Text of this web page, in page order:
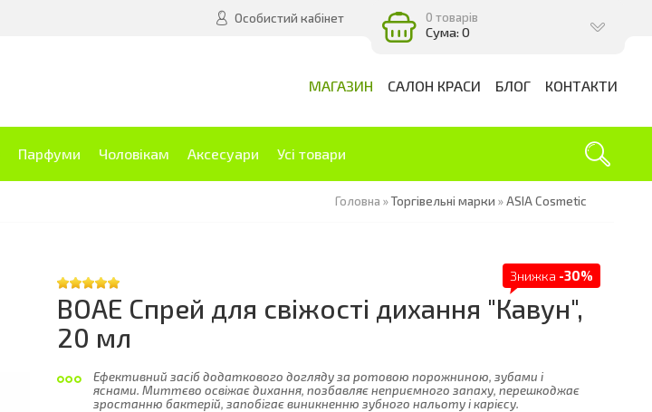
Особистий кабінет 0 товарів
Сума: 0
МАГАЗИН САЛОН КРАСИ БЛОГ КОНТАКТИ
Парфуми Чоловікам Аксесуари Усі товари
Головна »Торгівельні марки »ASIA Cosmetic
Знижка -30%
BOAE Спрей для свіжості дихання "Кавун",
20 мл
Ефективний засіб додаткового догляду за ротовою порожниною, зубами і
яснами. Миттєво освіжає дихання, позбавляє неприємного запаху, перешкоджає
зростанню бактерій, запобігає виникненню зубного нальоту і карієсу.